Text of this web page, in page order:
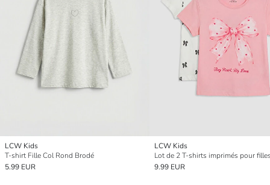
LCW Kids
T-shirt Fille Col Rond Brodé
5.99 EUR
LCW Kids
Lot de 2 T-shirts imprimés pour
9.99 EUR